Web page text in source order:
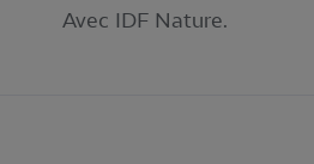
Avec IDF Nature.